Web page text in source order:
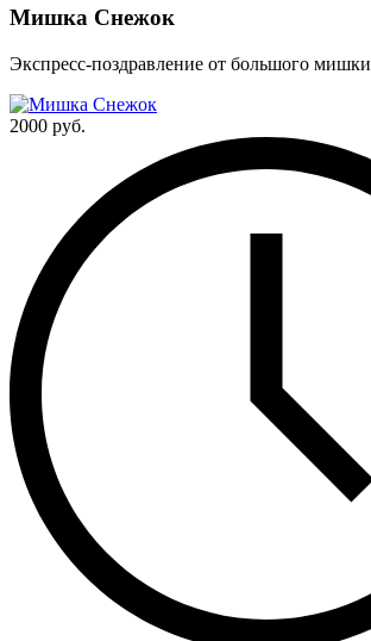
Мишка Снежок
Экспресс-поздравление от большого мишки
2000 руб.